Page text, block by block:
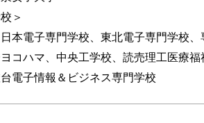
＞
本電子専門学校、東北電子専門学校
コハマ、中央工学校、読売理工医療
電子情報＆ビジネス専門学校